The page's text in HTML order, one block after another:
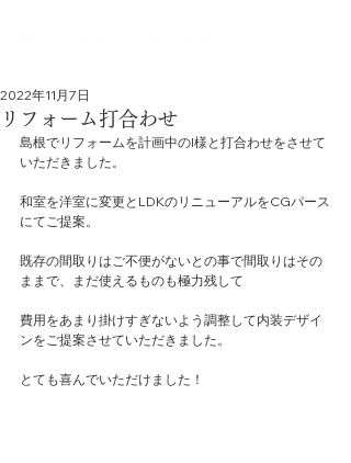
リフォーム打合わせ
2022年11月7日
島根でリフォームを計画中のI様と打合わせをさせて
いただきました。
和室を洋室に変更とLDKのリニューアルをCGパース
にてご提案。
既存の間取りはご不便がないとの事で間取りはその
ままで、まだ使えるものも極力残して
費用をあまり掛けすぎないよう調整して内装デザイ
ンをご提案させていただきました。
とても喜んでいただけました！